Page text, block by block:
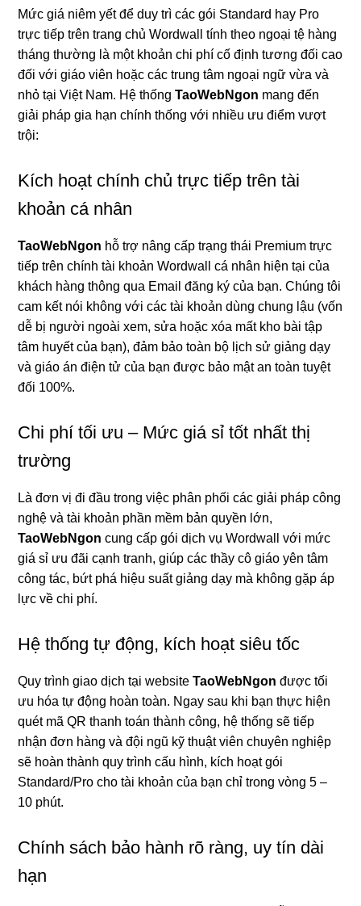
Mức giá niêm yết để duy trì các gói Standard hay Pro
trực tiếp trên trang chủ Wordwall tính theo ngoại tệ hàng
tháng thường là một khoản chi phí cố định tương đối cao
đối với giáo viên hoặc các trung tâm ngoại ngữ vừa và
nhỏ tại Việt Nam. Hệ thốngTaoWebNgon mang đến
giải pháp gia hạn chính thống với nhiều ưu điểm vượt
trội:
Kích hoạt chính chủ trực tiếp trên tài
khoản cá nhân
TaoWebNgon hỗ trợ nâng cấp trạng thái Premium trực
tiếp trên chính tài khoản Wordwall cá nhân hiện tại của
khách hàng thông qua Email đăng ký của bạn. Chúng tôi
cam kết nói không với các tài khoản dùng chung lậu (vốn
dễ bị người ngoài xem, sửa hoặc xóa mất kho bài tập
tâm huyết của bạn), đảm bảo toàn bộ lịch sử giảng dạy
và giáo án điện tử của bạn được bảo mật an toàn tuyệt
đối 100%.
Chi phí tối ưu – Mức giá sỉ tốt nhất thị
trường
Là đơn vị đi đầu trong việc phân phối các giải pháp công
nghệ và tài khoản phần mềm bản quyền lớn,
TaoWebNgon cung cấp gói dịch vụ Wordwall với mức
giá sỉ ưu đãi cạnh tranh, giúp các thầy cô giáo yên tâm
công tác, bứt phá hiệu suất giảng dạy mà không gặp áp
lực về chi phí.
Hệ thống tự động, kích hoạt siêu tốc
Quy trình giao dịch tại websiteTaoWebNgon được tối
ưu hóa tự động hoàn toàn. Ngay sau khi bạn thực hiện
quét mã QR thanh toán thành công, hệ thống sẽ tiếp
nhận đơn hàng và đội ngũ kỹ thuật viên chuyên nghiệp
sẽ hoàn thành quy trình cấu hình, kích hoạt gói
Standard/Pro cho tài khoản của bạn chỉ trong vòng 5 –
10 phút.
Chính sách bảo hành rõ ràng, uy tín dài
hạn